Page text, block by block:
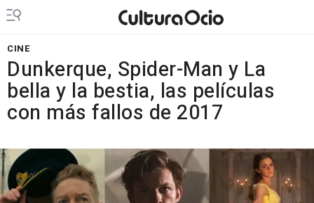
CINE
Dunkerque, Spider-Man y La
bella y la bestia, las películas
con más fallos de 2017